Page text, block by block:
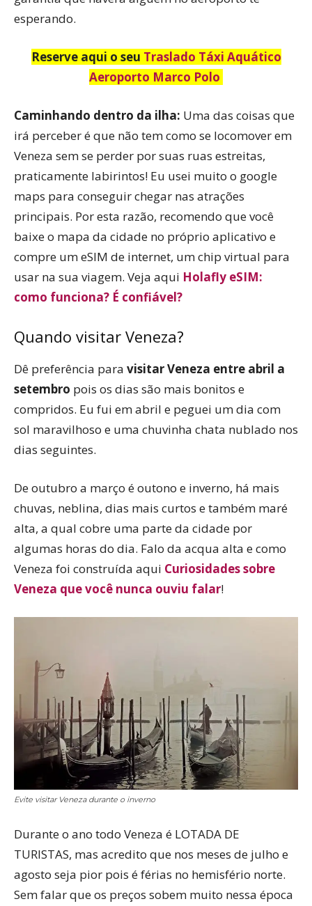
esperando.
Reserve aqui o seu Traslado Táxi Aquático
Aeroporto Marco Polo
Caminhando dentro da ilha: Uma das coisas que
irá perceber é que não tem como se locomover em
Veneza sem se perder por suas ruas estreitas,
praticamente labirintos! Eu usei muito o google
maps para conseguir chegar nas atrações
principais. Por esta razão, recomendo que você
baixe o mapa da cidade no próprio aplicativo e
compre um eSIM de internet, um chip virtual para
usar na sua viagem. Veja aqui Holafly eSIM:
como funciona? É confiável?
Quando visitar Veneza?
Dê preferência para visitar Veneza entre abril a
setembro pois os dias são mais bonitos e
compridos. Eu fui em abril e peguei um dia com
sol maravilhoso e uma chuvinha chata nublado nos
dias seguintes.
De outubro a março é outono e inverno, há mais
chuvas, neblina, dias mais curtos e também maré
alta, a qual cobre uma parte da cidade por
algumas horas do dia. Falo da acqua alta e como
Veneza foi construída aqui Curiosidades sobre
Veneza que você nunca ouviu falar!
Evite visitar Veneza durante o inverno
Durante o ano todo Veneza é LOTADA DE
TURISTAS, mas acredito que nos meses de julho e
agosto seja pior pois é férias no hemisfério norte.
Sem falar que os preços sobem muito nessa época